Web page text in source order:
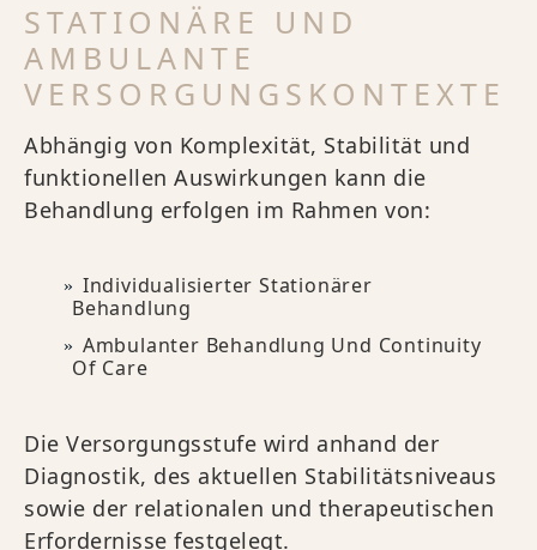
STATIONÄRE UND
AMBULANTE
VERSORGUNGSKONTEXTE
Abhängig von Komplexität, Stabilität und
funktionellen Auswirkungen kann die
Behandlung erfolgen im Rahmen von:
Individualisierter Stationärer
Behandlung
Ambulanter Behandlung Und Continuity
Of Care
Die Versorgungsstufe wird anhand der
Diagnostik, des aktuellen Stabilitätsniveaus
sowie der relationalen und therapeutischen
Erfordernisse festgelegt.